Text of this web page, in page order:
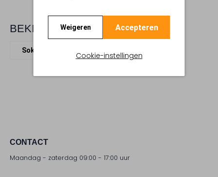
Weigeren Accepteren
Cookie-instellingen
BEKIJK MEER
Sokken
CONTACT
Maandag - zaterdag 09:00 - 17:00 uur